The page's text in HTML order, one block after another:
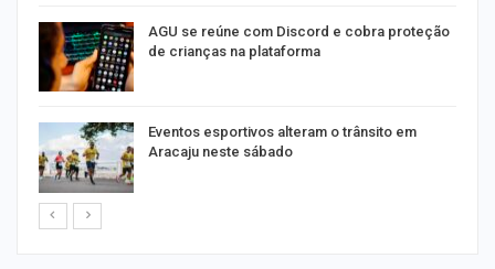
AGU se reúne com Discord e cobra proteção
de crianças na plataforma
Eventos esportivos alteram o trânsito em
Aracaju neste sábado